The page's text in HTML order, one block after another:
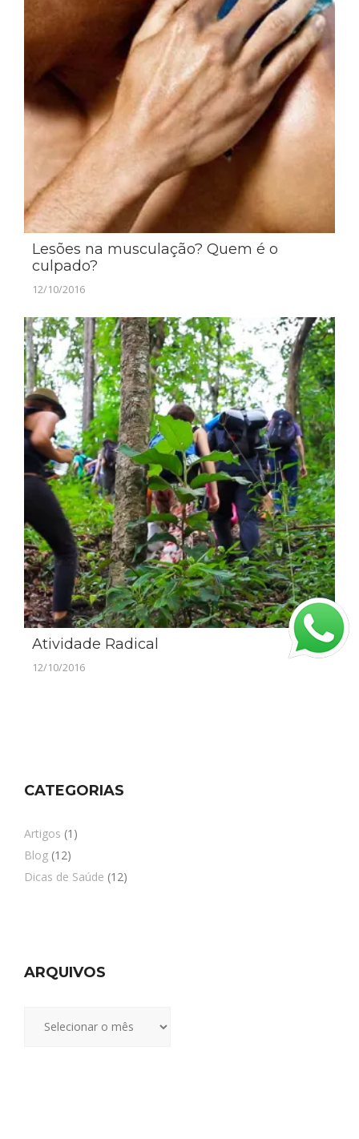
Lesões na musculação? Quem é o
culpado?
12/10/2016
Atividade Radical
12/10/2016
CATEGORIAS
Artigos (1)
Blog (12)
Dicas de Saúde (12)
ARQUIVOS